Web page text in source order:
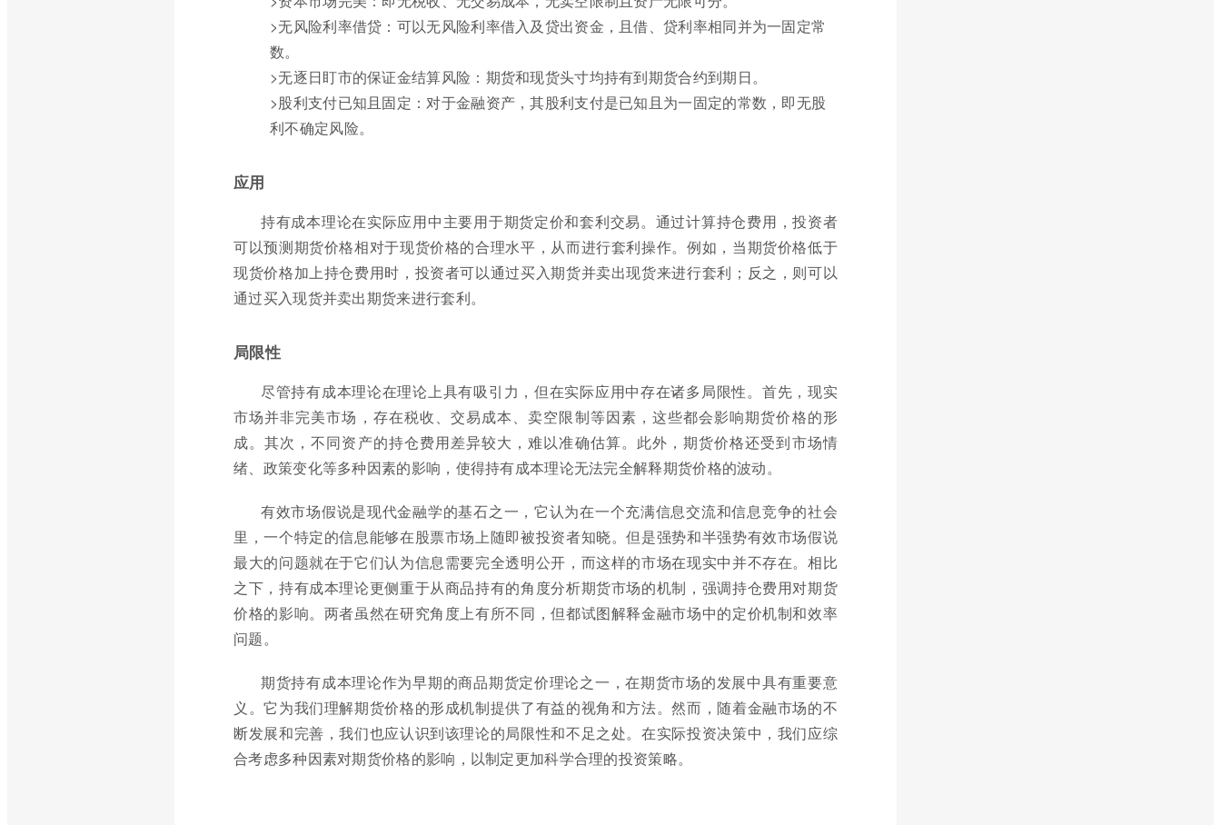
>无风险利率借贷：可以无风险利率借入及贷出资金，且借、贷利率相同并为一固定常
数。
>无逐日盯市的保证金结算风险：期货和现货头寸均持有到期货合约到期日。
>股利支付已知且固定：对于金融资产，其股利支付是已知且为一固定的常数，即无股
利不确定风险。
应用
持有成本理论在实际应用中主要用于期货定价和套利交易。通过计算持仓费用，投资者
可以预测期货价格相对于现货价格的合理水平，从而进行套利操作。例如，当期货价格低于
现货价格加上持仓费用时，投资者可以通过买入期货并卖出现货来进行套利；反之，则可以
通过买入现货并卖出期货来进行套利。
局限性
尽管持有成本理论在理论上具有吸引力，但在实际应用中存在诸多局限性。首先，现实
市场并非完美市场，存在税收、交易成本、卖空限制等因素，这些都会影响期货价格的形
成。其次，不同资产的持仓费用差异较大，难以准确估算。此外，期货价格还受到市场情
绪、政策变化等多种因素的影响，使得持有成本理论无法完全解释期货价格的波动。
有效市场假说是现代金融学的基石之一，它认为在一个充满信息交流和信息竞争的社会
里，一个特定的信息能够在股票市场上随即被投资者知晓。但是强势和半强势有效市场假说
最大的问题就在于它们认为信息需要完全透明公开，而这样的市场在现实中并不存在。相比
之下，持有成本理论更侧重于从商品持有的角度分析期货市场的机制，强调持仓费用对期货
价格的影响。两者虽然在研究角度上有所不同，但都试图解释金融市场中的定价机制和效率
问题。
期货持有成本理论作为早期的商品期货定价理论之一，在期货市场的发展中具有重要意
义。它为我们理解期货价格的形成机制提供了有益的视角和方法。然而，随着金融市场的不
断发展和完善，我们也应认识到该理论的局限性和不足之处。在实际投资决策中，我们应综
合考虑多种因素对期货价格的影响，以制定更加科学合理的投资策略。